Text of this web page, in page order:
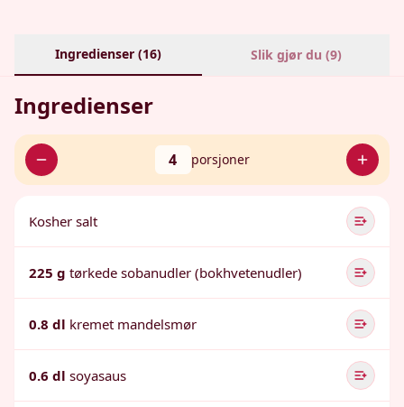
Ingredienser (16) Slik gjør du (9)
Ingredienser
4 porsjoner
Kosher salt
225 g tørkede sobanudler (bokhvetenudler)
0.8 dl kremet mandelsmør
0.6 dl soyasaus